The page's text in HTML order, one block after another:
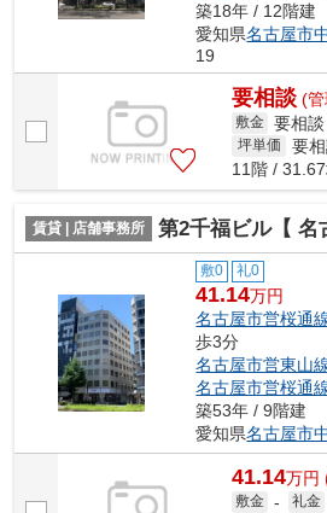
築18年 / 12階建
愛知県名古屋市
19
要相談 (
敷金 要相談
坪単価
要
11階 /
賃貸 | 店舗事務所 第2千福ビル【 名古屋の貸
敷0 礼0
41.14万円
名古屋市営桜通
歩3分
名古屋市営東山
名古屋市営桜通
築53年 / 9階建
愛知県名古屋市
41.14万円
敷金 - 礼金